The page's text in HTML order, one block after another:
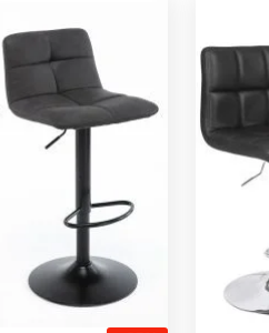
was:
€ 144,00.
prijs
is:
€ 108,00.